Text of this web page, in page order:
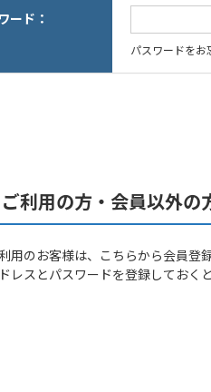
ード：
パスワードをお
利用の方・会員以外の
用のお客様は、こちらから会員登
レスとパスワードを登録しておく